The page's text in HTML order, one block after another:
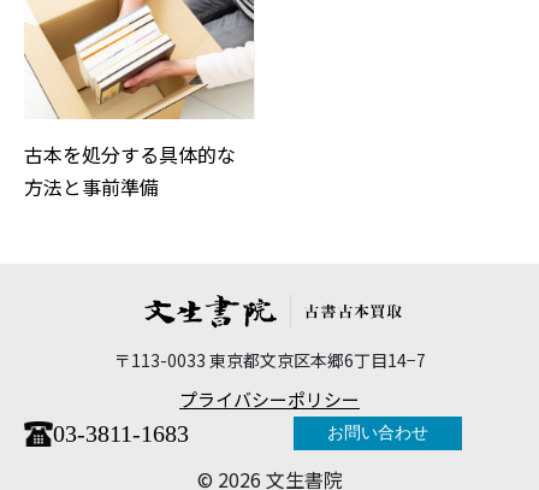
古本を処分する具体的な
方法と事前準備
〒113-0033 東京都文京区本郷6丁目14−7
プライバシーポリシー
03-3811-1683 お問い合わせ
©︎ 2026 文生書院